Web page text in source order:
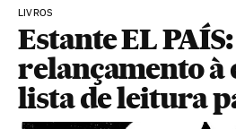
LIVROS
Estante EL
relançamento à
lista de leitura